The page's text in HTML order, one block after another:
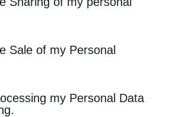
Sale of my Personal
my Personal Data
3.0, η οποία είναι αφιερωμένη
και της τεχνολογίας, με
Αλεξανδρουπόλεως
…